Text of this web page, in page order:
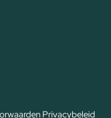
Privacybeleid